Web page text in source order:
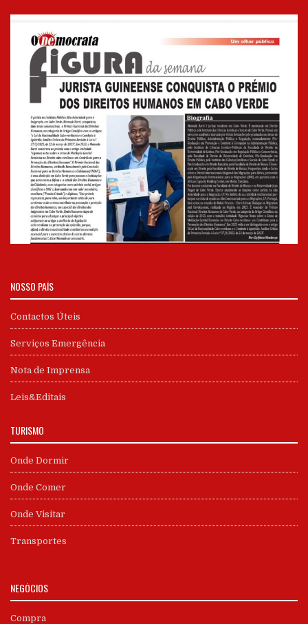
NOSSO PAÍS
Contactos Úteis
Serviços Emergência
Nota de Imprensa
Leis&Editais
TURISMO
Onde Dormir
Onde Comer
Onde Visitar
Transportes
NEGÓCIOS
Compra